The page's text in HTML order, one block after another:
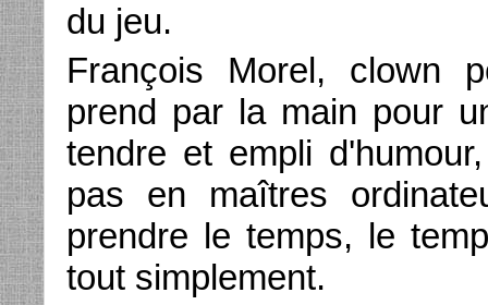
du jeu.
François Morel, clown
prend par la main pour
tendre et empli
pas en maîtres
prendre le temps, le
tout simplement.